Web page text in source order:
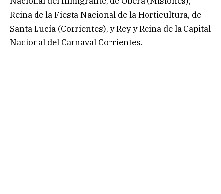
Reina de la Fiesta Nacional de la Horticultura, de
Santa Lucía (Corrientes), y Rey y Reina de la Capital
Nacional del Carnaval Corrientes.